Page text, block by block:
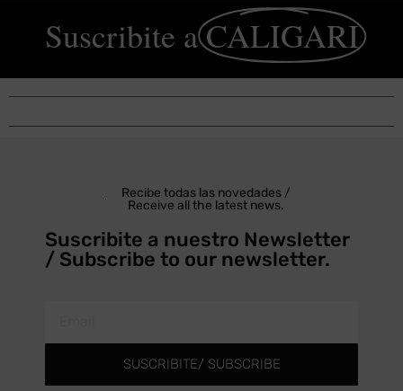
Suscribite aCALIGARI
Recibe todas las novedades /
Receive all the latest news.
Suscribite a nuestro Newsletter
/ Subscribe to our newsletter.
SUSCRIBITE/ SUBSCRIBE